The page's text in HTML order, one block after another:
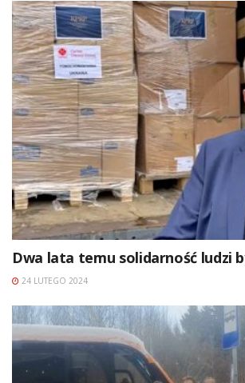
Dwa lata temu solidarność ludzi
24 LUTEGO 2024